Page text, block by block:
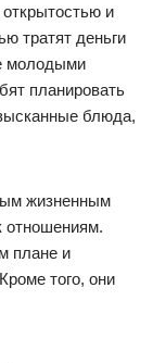
и
тратят деньги
молодыми
планировать
блюда,
жизненным
отношениям.
плане и
того, они